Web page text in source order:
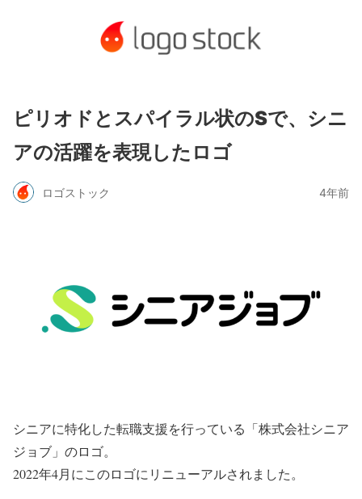
ピリオドとスパイラル状のSで、シニ
アの活躍を表現したロゴ
ロゴストック 4年前
シニアに特化した転職支援を行っている「株式会社シニア
ジョブ」のロゴ。
2022年4月にこのロゴにリニューアルされました。